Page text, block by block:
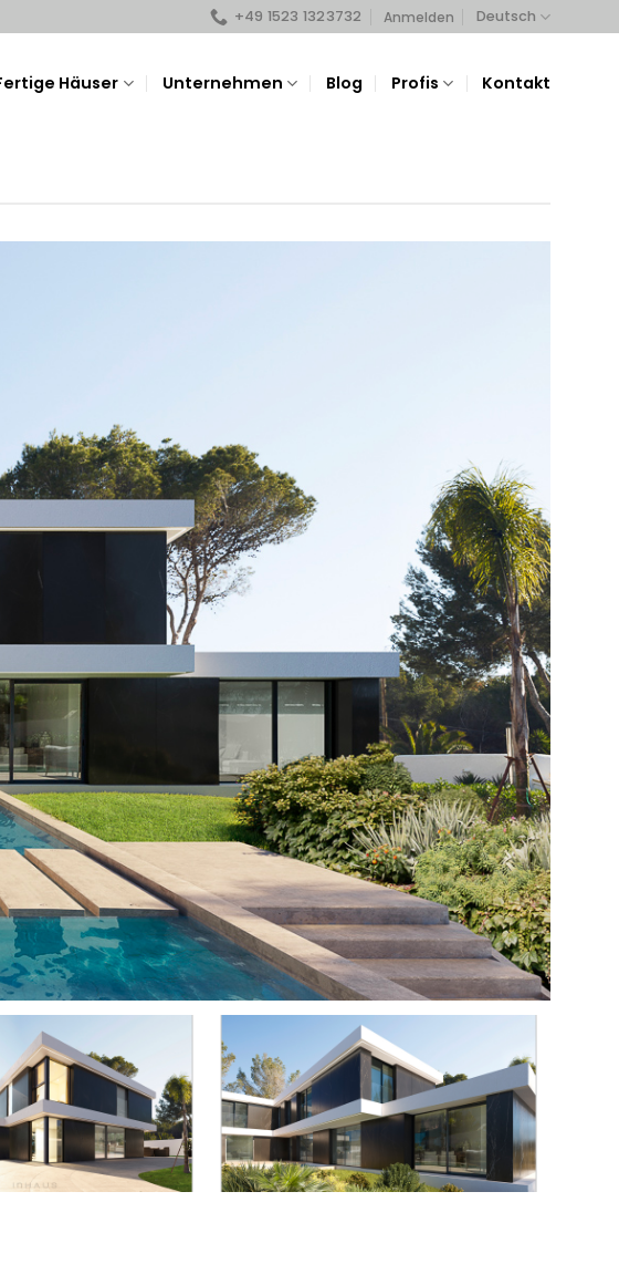
+49 1523 1323732 Anmelden Deutsch
Häuser Unternehmen Blog Profis Kontakt